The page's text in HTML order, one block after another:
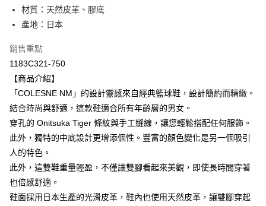
運送方式
每筆NT$80，滿NT$6,000(含以上)免運費
萊爾富取貨付款
每筆NT$80，滿NT$6,000(含以上)免運費
付款後萊爾富取貨
每筆NT$80，滿NT$6,000(含以上)免運費
7-11取貨付款
每筆NT$80，滿NT$6,000(含以上)免運費
材質：天然皮革、膠底
產地：日本
銷售重點
1183C321-750
【商品介紹】
「COLESNE NM」的設計靈感來自經典籃球鞋，設計簡約而精緻。
結合時尚與舒適，這款鞋適合所有年齡層的男女。
穿孔的 Onitsuka Tiger 條紋與手工縫線，讓您輕鬆搭配任何服飾。
此外，獨特的中底設計更增添個性。豐富的顏色變化是另一個吸引
人的特色。
此外，這雙鞋重量輕盈，不僅讓雙腳看起來美觀，即使長時間穿著
也倍感舒適。
鞋面採用日本生產的光滑皮革，鞋內也使用天然皮革，讓雙腳穿起